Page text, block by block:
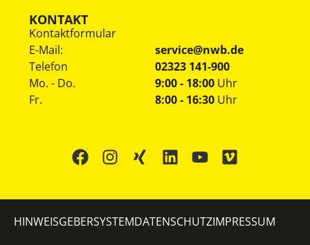
KONTAKT
Kontaktformular
E-Mail:
service@nwb.de
Telefon
02323 141-900
Mo. - Do.
Fr.
9:00 - 18:00 Uhr
8:00 - 16:30 Uhr
HINWEISGEBERSYSTEMDATENSCHUTZIMPRESSUM